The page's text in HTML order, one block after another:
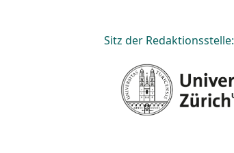
Sitz der Redaktionsstelle: